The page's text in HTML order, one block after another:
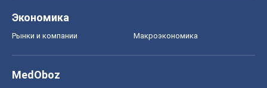
Экономика
Рынки и компании Mакроэкономика
MedOboz